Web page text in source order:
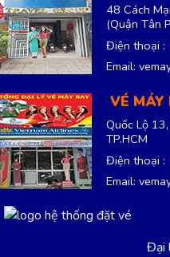
48 Cách
(Quận Tân
Điện thoại :
Email:
VÉ MÁY
Quốc Lộ
TP.HCM
Điện thoại :
Email:
Đại